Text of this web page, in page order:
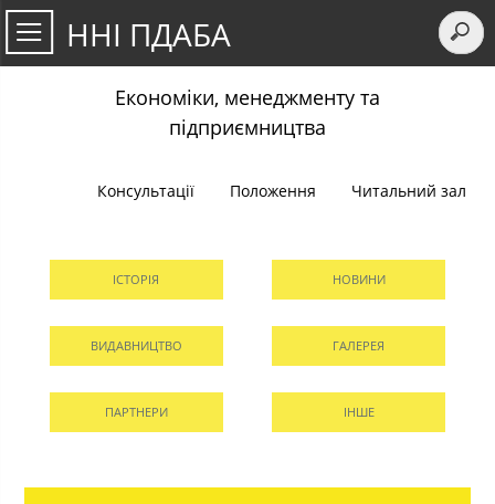
ННІ ПДАБА
Економіки, менеджменту та
підприємництва
Консультації Положення Читальний зал
ІСТОРІЯ НОВИНИ
ВИДАВНИЦТВО ГАЛЕРЕЯ
ПАРТНЕРИ ІНШЕ